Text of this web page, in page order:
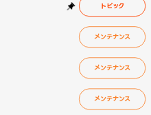
トピック
メンテナンス
メンテナンス
メンテナンス